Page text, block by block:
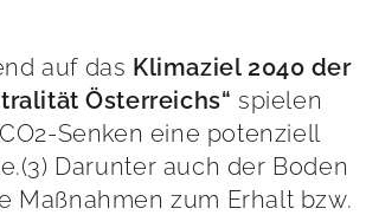
auf das Klimaziel 2040 der
Österreichs“ spielen
Senken eine potenziell
Darunter auch der Boden
Maßnahmen zum Erhalt bzw.